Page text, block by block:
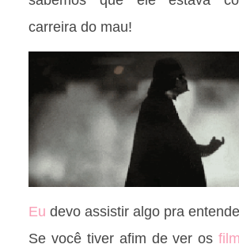
carreira do mau!
Eu devo assistir algo pra
Se você tiver afim de ver os